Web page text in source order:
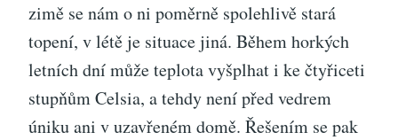
zimě se nám o ni poměrně spolehlivě stará
topení, v létě je situace jiná. Během horkých
letních dní může teplota vyšplhat i ke čtyřiceti
stupňům Celsia, a tehdy není před vedrem
úniku ani v uzavřeném domě. Řešením se pak